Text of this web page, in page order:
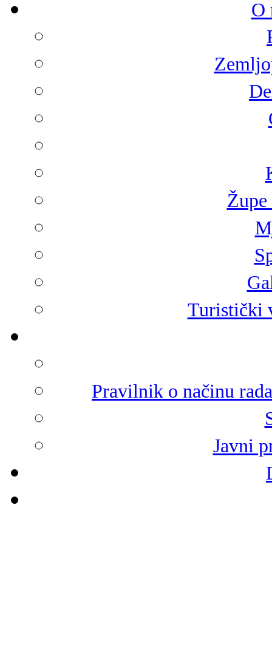
O
Turistički
Pravilnik o načinu
Javni